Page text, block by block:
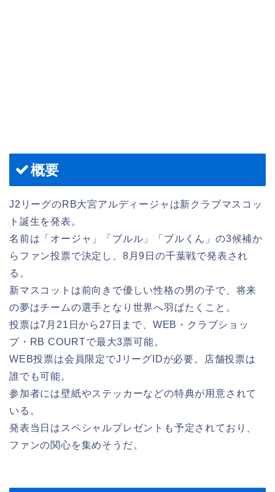
概要
J2リーグのRB大宮アルディージャは新クラブマスコッ
ト誕生を発表。
名前は「オージャ」「ブルル」「ブルくん」の3候補か
らファン投票で決定し、8月9日の千葉戦で発表され
る。
新マスコットは前向きで優しい性格の男の子で、将来
の夢はチームの選手となり世界へ羽ばたくこと。
投票は7月21日から27日まで、WEB・クラブショッ
プ・RB COURTで最大3票可能。
WEB投票は会員限定でJリーグIDが必要。店舗投票は
誰でも可能。
参加者には壁紙やステッカーなどの特典が用意されて
いる。
発表当日はスペシャルプレゼントも予定されており、
ファンの関心を集めそうだ。